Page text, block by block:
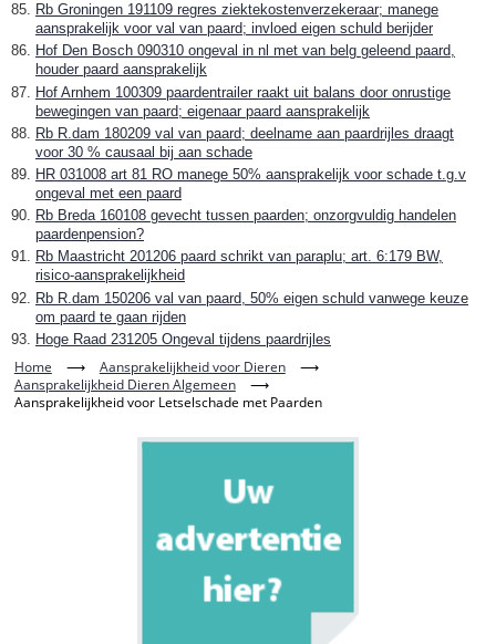
Rb Groningen 191109 regres ziektekostenverzekeraar; manege
aansprakelijk voor val van paard; invloed eigen schuld berijder
Hof Den Bosch 090310 ongeval in nl met van belg geleend paard,
houder paard aansprakelijk
Hof Arnhem 100309 paardentrailer raakt uit balans door onrustige
bewegingen van paard; eigenaar paard aansprakelijk
Rb R.dam 180209 val van paard; deelname aan paardrijles draagt
voor 30 % causaal bij aan schade
HR 031008 art 81 RO manege 50% aansprakelijk voor schade t.g.v
ongeval met een paard
Rb Breda 160108 gevecht tussen paarden; onzorgvuldig handelen
paardenpension?
Rb Maastricht 201206 paard schrikt van paraplu; art. 6:179 BW,
risico-aansprakelijkheid
Rb R.dam 150206 val van paard, 50% eigen schuld vanwege keuze
om paard te gaan rijden
Hoge Raad 231205 Ongeval tijdens paardrijles
Home ⟶ Aansprakelijkheid voor Dieren
⟶
Aansprakelijkheid Dieren Algemeen
⟶
Aansprakelijkheid voor Letselschade met Paarden